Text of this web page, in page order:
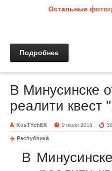
Остальные
Подробнее
В Минусинске
реалити квест
KosTYchEK 9 июля 2016
Республика
В